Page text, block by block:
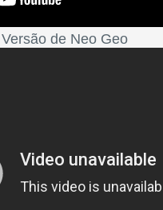
Versão de Neo Geo